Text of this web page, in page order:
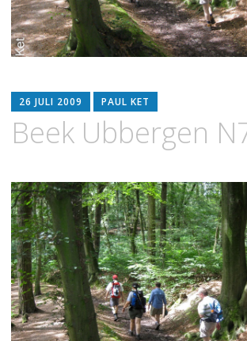
26 JULI 2009 PAUL KET
Beek Ubbergen